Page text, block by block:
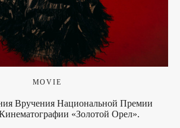
MOVIE
Вручения Национальной Премии
«Золотой Орел».